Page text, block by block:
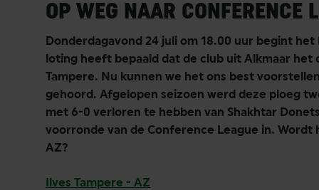
OP WEG NAAR CONFERENCE
Donderdagavond 24 juli om 18.00 uur begint
loting heeft bepaald dat de club uit Alkmaar het
Tampere. Nu kunnen we het ons best
gehoord. Afgelopen seizoen werd deze ploeg
met 6-0 verloren te hebben van Shakhtar
voorronde van de Conference League in.
AZ?
Ilves Tampere - AZ